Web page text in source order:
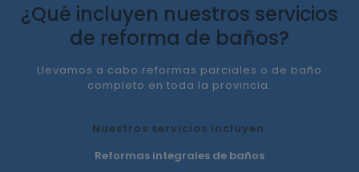
¿Qué incluyen nuestros servicios
de reforma de baños?
Llevamos a cabo reformas parciales o de baño
completo en toda la provincia.
Nuestros servicios incluyen:
Reformas integrales de baños